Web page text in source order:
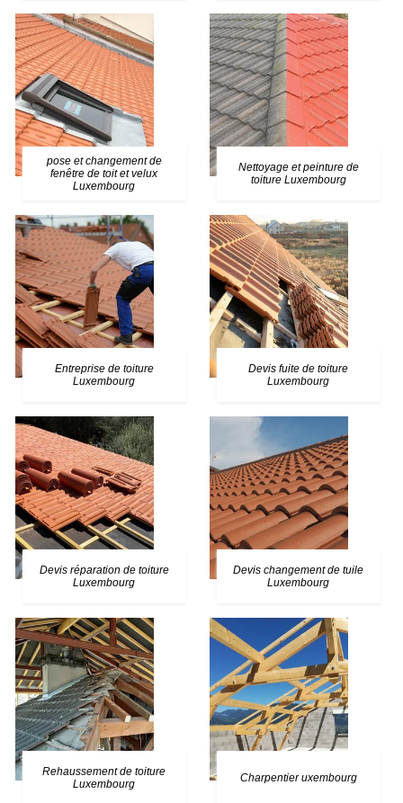
pose et changement de
fenêtre de toit et velux
Luxembourg
Nettoyage et peinture de
toiture Luxembourg
Entreprise de toiture
Luxembourg
Devis fuite de toiture
Luxembourg
Devis réparation de toiture
Luxembourg
Devis changement de tuile
Luxembourg
Rehaussement de toiture
Luxembourg
Charpentier uxembourg